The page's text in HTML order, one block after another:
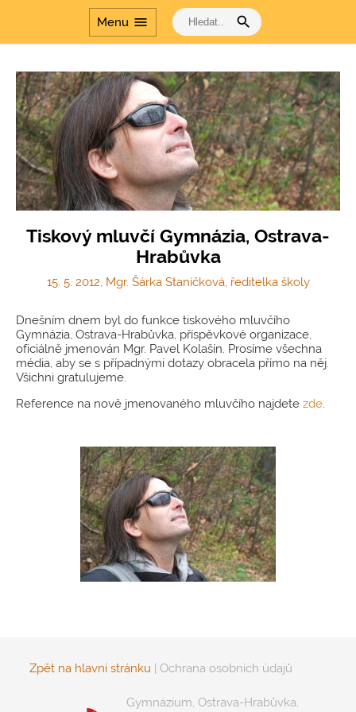
Menu menu search
profesnímu rozvoji
Šablony
řeš
Cesta dějinami a Cesta
dějinami - období
komunismu
Tiskový mluvčí Gymnázia, Ostrava-
Hrabůvka
15. 5. 2012, Mgr. Šárka Staníčková, ředitelka školy
Dnešním dnem byl do funkce tiskového mluvčího
Gymnázia, Ostrava-Hrabůvka, příspěvkové organizace,
oficiálně jmenován Mgr. Pavel Kolašín. Prosíme všechna
média, aby se s případnými dotazy obracela přímo na něj.
Všichni gratulujeme.
Reference na nově jmenovaného mluvčího najdete zde.
Zpět na hlavní stránku | Ochrana osobních údajů
Gymnázium, Ostrava-Hrabůvka,